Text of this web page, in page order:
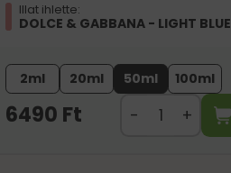
Illat ihlette:
DOLCE & GABBANA - LIGHT BLUE
2ml 20ml 50ml 100ml
6490 Ft